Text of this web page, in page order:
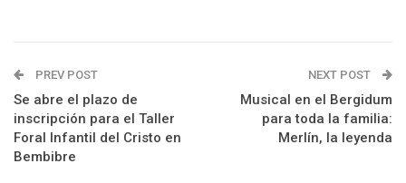
PREV POST
Se abre el plazo de
inscripción para el Taller
Foral Infantil del Cristo en
Bembibre
NEXT POST
Musical en el Bergidum
para toda la familia:
Merlín, la leyenda